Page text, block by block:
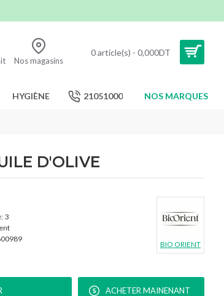
Nos magasins
0 article(s) - 0,000DT
HYGIÈNE 21051000 NOS MARQUES
D'OLIVE
3
BIO ORIENT
ACHETER MAINENANT